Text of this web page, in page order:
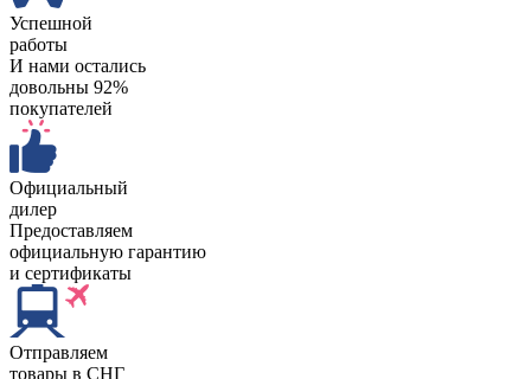
Успешной
работы
И нами остались
довольны 92%
покупателей
Официальный
дилер
Предоставляем
официальную гарантию
и сертификаты
Отправляем
товары в СНГ